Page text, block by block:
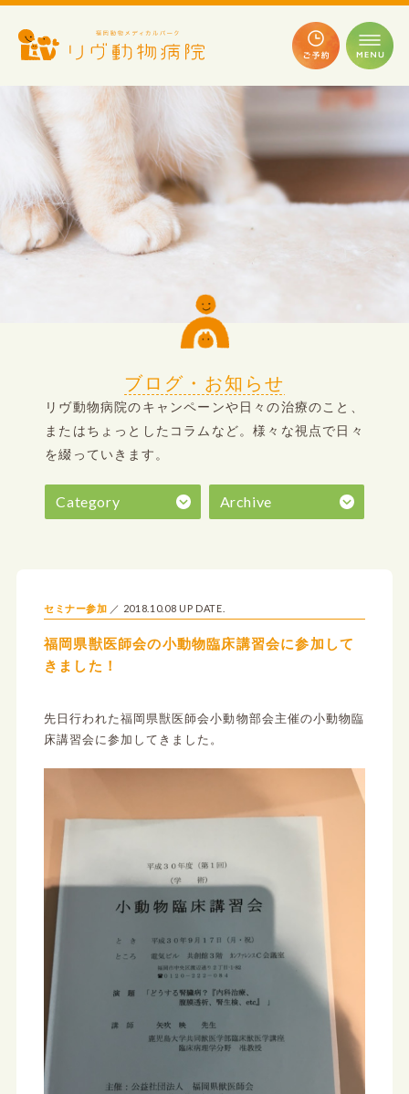
ブログ・お知らせ
リヴ動物病院のキャンペーンや日々の治療のこと、
またはちょっとしたコラムなど。様々な視点で日々
を綴っていきます。
Category Archive
福岡県獣医師会の小動物臨床講習会に参加して
きました！
セミナー参加 2018.10.08 UP DATE.
先日行われた福岡県獣医師会小動物部会主催の小動物臨
床講習会に参加してきました。